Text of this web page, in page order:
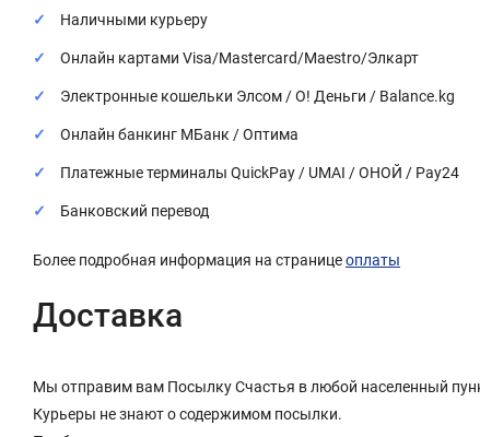
Наличными курьеру
Онлайн картами Visa/Mastercard/Maestro/Элкарт
Электронные кошельки Элсом / О! Деньги / Balance.kg
Онлайн банкинг МБанк / Оптима
Платежные терминалы QuickPay / UMAI / ОНОЙ / Pay24
Банковский перевод
Более подробная информация на страницеоплаты
Доставка
Мы отправим вам Посылку Счастья в любой населенный
Курьеры не знают о содержимом посылки.